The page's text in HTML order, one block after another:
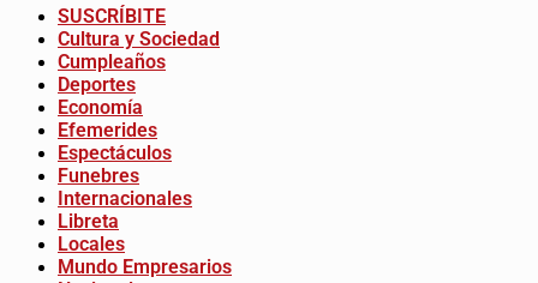
SUSCRÍBITE
Cultura y Sociedad
Cumpleaños
Deportes
Economía
Efemerides
Espectáculos
Funebres
Internacionales
Libreta
Locales
Mundo Empresarios